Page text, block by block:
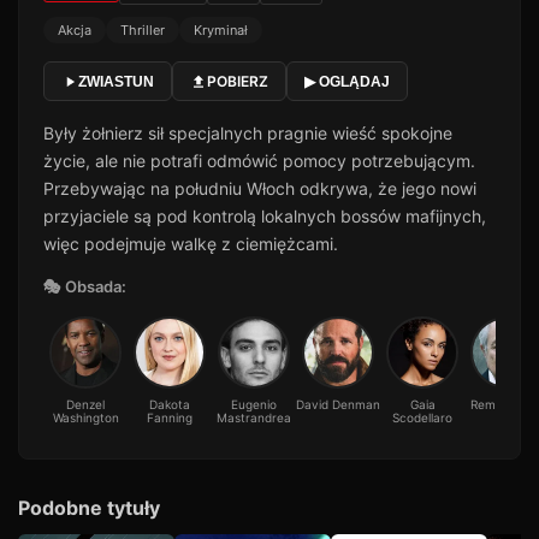
Akcja Thriller Kryminał
ZWIASTUN POBIERZ ▶ OGLĄDAJ
Były żołnierz sił specjalnych pragnie wieść spokojne
życie, ale nie potrafi odmówić pomocy potrzebującym.
Przebywając na południu Włoch odkrywa, że jego nowi
przyjaciele są pod kontrolą lokalnych bossów mafijnych,
więc podejmuje walkę z ciemiężcami.
🎭 Obsada:
Denzel
Washington
Dakota
Fanning
Eugenio
Mastrandrea
David Denman
Gaia
Scodellaro
Remo
Podobne tytuły